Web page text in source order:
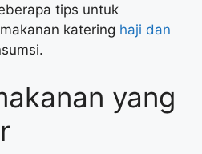
tips untuk
katering haji dan
yang